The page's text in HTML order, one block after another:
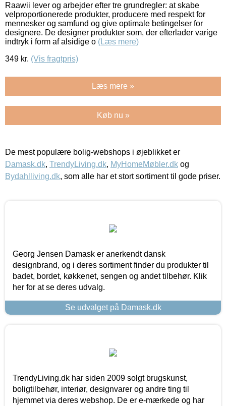
Raawii lever og arbejder efter tre grundregler: at skabe
velproportionerede produkter, producere med respekt for
mennesker og samfund og give optimale betingelser for
designere. De designer produkter som, der efterlader varige
indtryk i form af alsidige o (Læs mere)
349 kr. (Vis fragtpris)
Læs mere »
Køb nu »
De mest populære bolig-webshops i øjeblikket er
Damask.dk, TrendyLiving.dk, MyHomeMøbler.dk og
Bydahlliving.dk, som alle har et stort sortiment til gode priser.
Georg Jensen Damask er anerkendt dansk
designbrand, og i deres sortiment finder du produkter til
badet, bordet, køkkenet, sengen og andet tilbehør. Klik
her for at se deres udvalg.
Se udvalget på Damask.dk
TrendyLiving.dk har siden 2009 solgt brugskunst,
boligtilbehør, interiør, designvarer og andre ting til
hjemmet via deres webshop. De er e-mærkede og har